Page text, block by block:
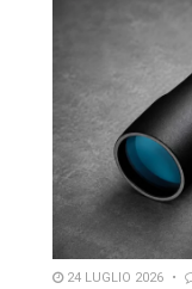
24 LUGLIO 2026